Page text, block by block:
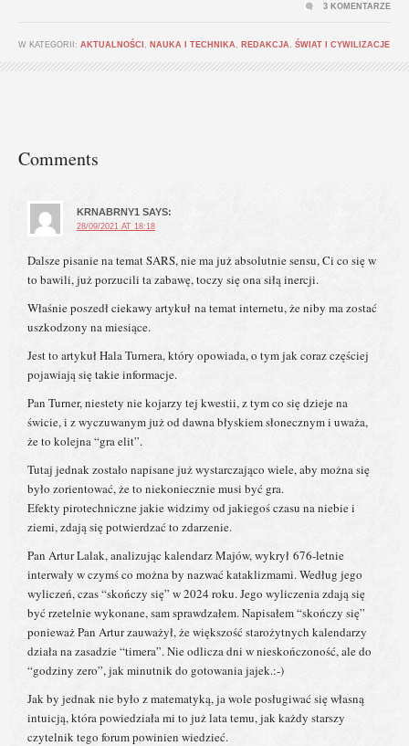
W KATEGORII: AKTUALNOŚCI NAUKA I TECHNIKA REDAKCJA ŚWIAT I CYWILIZACJE
3 KOMENTARZE
Comments
KRNABRNY1 SAYS:
28/09/2021 AT 18:18
Dalsze pisanie na temat SARS, nie ma już absolutnie sensu, Ci co się w
to bawili, już porzucili ta zabawę, toczy się ona siłą inercji.
Właśnie poszedł ciekawy artykuł na temat internetu, że niby ma zostać
uszkodzony na miesiące.
Jest to artykuł Hala Turnera, który opowiada, o tym jak coraz częściej
pojawiają się takie informacje.
Pan Turner, niestety nie kojarzy tej kwestii, z tym co się dzieje na
świcie, i z wyczuwanym już od dawna błyskiem słonecznym i uważa,
że to kolejna “gra elit”.
Tutaj jednak zostało napisane już wystarczająco wiele, aby można się
było zorientować, że to niekoniecznie musi być gra.
Efekty pirotechniczne jakie widzimy od jakiegoś czasu na niebie i
ziemi, zdają się potwierdzać to zdarzenie.
Pan Artur Lalak, analizując kalendarz Majów, wykrył 676-letnie
interwały w czymś co można by nazwać kataklizmami. Według jego
wyliczeń, czas “skończy się” w 2024 roku. Jego wyliczenia zdają się
być rzetelnie wykonane, sam sprawdzałem. Napisałem “skończy się”
ponieważ Pan Artur zauważył, że większość starożytnych kalendarzy
działa na zasadzie “timera”. Nie odlicza dni w nieskończoność, ale do
“godziny zero”, jak minutnik do gotowania jajek.:-)
Jak by jednak nie było z matematyką, ja wole posługiwać się własną
intuicją, która powiedziała mi to już lata temu, jak każdy starszy
czytelnik tego forum powinien wiedzieć.